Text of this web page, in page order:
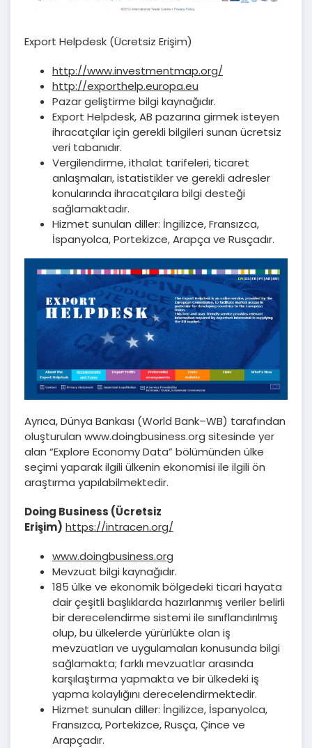
Export Helpdesk (Ücretsiz Erişim)
http://www.investmentmap.org/
http://exporthelp.europa.eu
Pazar geliştirme bilgi kaynağıdır.
Export Helpdesk, AB pazarına girmek isteyen
ihracatçılar için gerekli bilgileri sunan ücretsiz
veri tabanıdır.
Vergilendirme, ithalat tarifeleri, ticaret
anlaşmaları, istatistikler ve gerekli adresler
konularında ihracatçılara bilgi desteği
sağlamaktadır.
Hizmet sunulan diller: İngilizce, Fransızca,
İspanyolca, Portekizce, Arapça ve Rusçadır.
Ayrıca, Dünya Bankası (World Bank–WB) tarafından
oluşturulan www.doingbusiness.org sitesinde yer
alan “Explore Economy Data” bölümünden ülke
seçimi yaparak ilgili ülkenin ekonomisi ile ilgili ön
araştırma yapılabilmektedir.
Doing Business (Ücretsiz
Erişim) https://intracen.org/
www.doingbusiness.org
Mevzuat bilgi kaynağıdır.
185 ülke ve ekonomik bölgedeki ticari hayata
dair çeşitli başlıklarda hazırlanmış veriler belirli
bir derecelendirme sistemi ile sınıflandırılmış
olup, bu ülkelerde yürürlükte olan iş
mevzuatları ve uygulamaları konusunda bilgi
sağlamakta; farklı mevzuatlar arasında
karşılaştırma yapmakta ve bir ülkedeki iş
yapma kolaylığını derecelendirmektedir.
Hizmet sunulan diller: İngilizce, İspanyolca,
Fransızca, Portekizce, Rusça, Çince ve
Arapçadır.